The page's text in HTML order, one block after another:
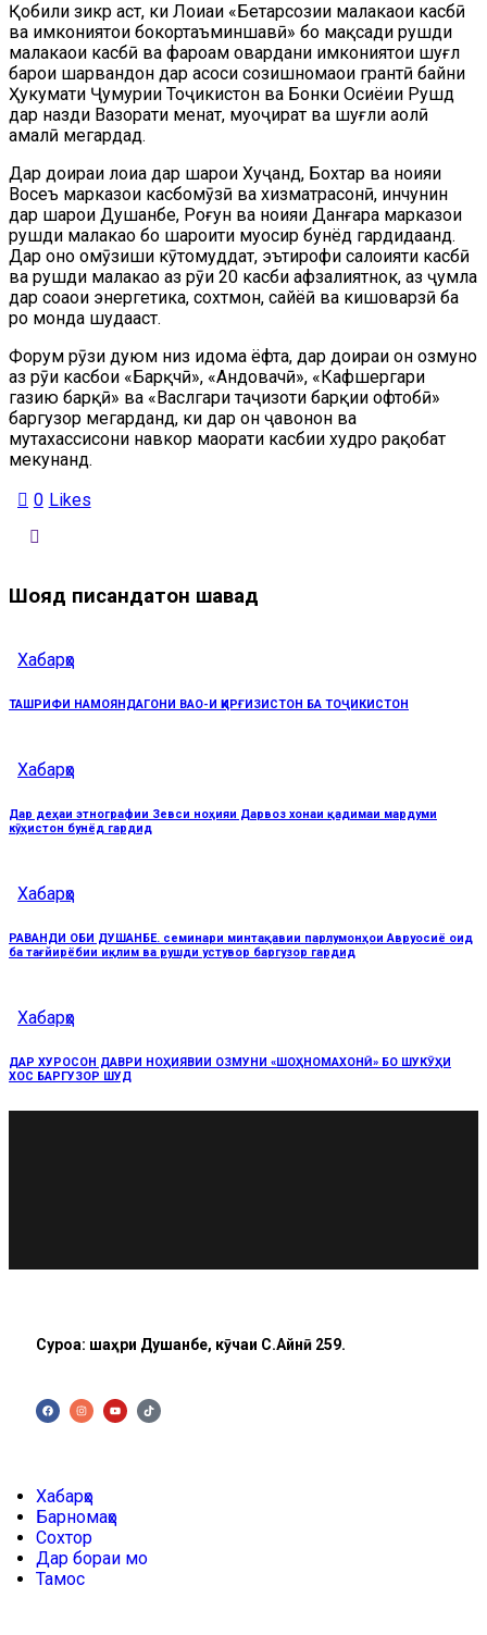
Қобили зикр аст, ки Лоиҳаи «Беҳтарсозии малакаҳои касбӣ
ва имкониятҳои бокортаъминшавӣ» бо мақсади рушди
малакаҳои касбӣ ва фароҳам овардани имкониятҳои шуғл
барои шаҳрвандон дар асоси созишномаҳои грантӣ байни
Ҳукумати Ҷумҳурии Тоҷикистон ва Бонки Осиёии Рушд
дар назди Вазорати меҳнат, муҳоҷират ва шуғли аҳолӣ
амалӣ мегардад.
Дар доираи лоиҳа дар шаҳрҳои Хуҷанд, Бохтар ва ноҳияи
Восеъ марказҳои касбомӯзӣ ва хизматрасонӣ, инчунин
дар шаҳрҳои Душанбе, Роғун ва ноҳияи Данғара марказҳои
рушди малакаҳо бо шароити муосир бунёд гардидаанд.
Дар онҳо омӯзиши кӯтоҳмуддат, эътирофи салоҳияти касбӣ
ва рушди малакаҳо аз рӯи 20 касби афзалиятнок, аз ҷумла
дар соҳаҳои энергетика, сохтмон, сайёҳӣ ва кишоварзӣ ба
роҳ монда шудааст.
Форум рӯзи дуюм низ идома ёфта, дар доираи он озмунҳо
аз рӯи касбҳои «Барқчӣ», «Андовачӣ», «Кафшергари
газию барқӣ» ва «Васлгари таҷҳизоти барқии офтобӣ»
баргузор мегарданд, ки дар он ҷавонон ва
мутахассисони навкор маҳорати касбии худро рақобат
мекунанд.
0 Likes
Шояд писандатон шавад
Хабарҳо
ТАШРИФИ НАМОЯНДАГОНИ ВАО-И ҚИРҒИЗИСТОН БА ТОҶИКИСТОН
Хабарҳо
Дар деҳаи этнографии Зевси ноҳияи Дарвоз хонаи қадимаи мардуми
кӯҳистон бунёд гардид
Хабарҳо
РАВАНДИ ОБИ ДУШАНБЕ. семинари минтақавии парлумонҳои Авруосиё оид
ба тағйирёбии иқлим ва рушди устувор баргузор гардид
Хабарҳо
ДАР ХУРОСОН ДАВРИ НОҲИЯВИИ ОЗМУНИ «ШОҲНОМАХОНӢ» БО ШУКӮҲИ
ХОС БАРГУЗОР ШУД
Суроға: шаҳри Душанбе, кӯчаи C.Айнӣ 259.
Хабарҳо
Барномаҳо
Сохтор
Дар бораи мо
Тамос